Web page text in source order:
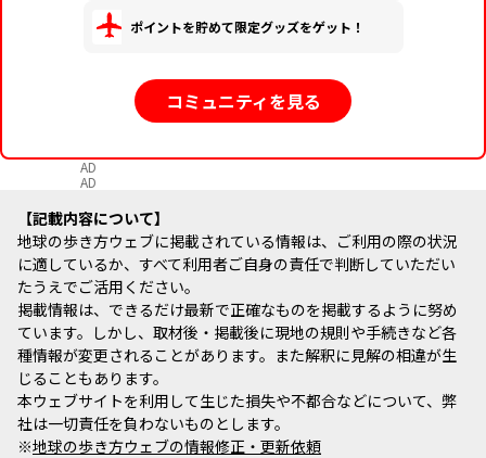
ポイントを貯めて限定グッズをゲット！
コミュニティを見る
AD
AD
記載内容について
地球の歩き方ウェブに掲載されている情報は、ご利用の際の状況
に適しているか、すべて利用者ご自身の責任で判断していただい
たうえでご活用ください。
掲載情報は、できるだけ最新で正確なものを掲載するように努め
ています。しかし、取材後・掲載後に現地の規則や手続きなど各
種情報が変更されることがあります。また解釈に見解の相違が生
じることもあります。
本ウェブサイトを利用して生じた損失や不都合などについて、弊
社は一切責任を負わないものとします。
※地球の歩き方ウェブの情報修正・更新依頼